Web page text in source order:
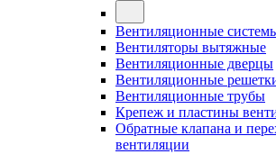
Вентиляционные
Вентиляторы вытяжные
Вентиляционные дверцы
Вентиляционные
Вентиляционные трубы
Крепеж и пластины
Обратные клапана и
вентиляции